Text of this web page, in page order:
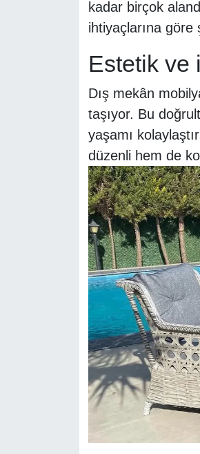
kadar birçok
ihtiyaçlarına göre
Estetik ve
Dış mekân
taşıyor. Bu
yaşamı
düzenli hem de